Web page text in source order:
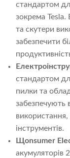
стандартом
зокрема Tesla.
та скутери
забезпечити
стандартом
пилки та
забезпечують
інструментів.
Щоnsumer
акумуляторів